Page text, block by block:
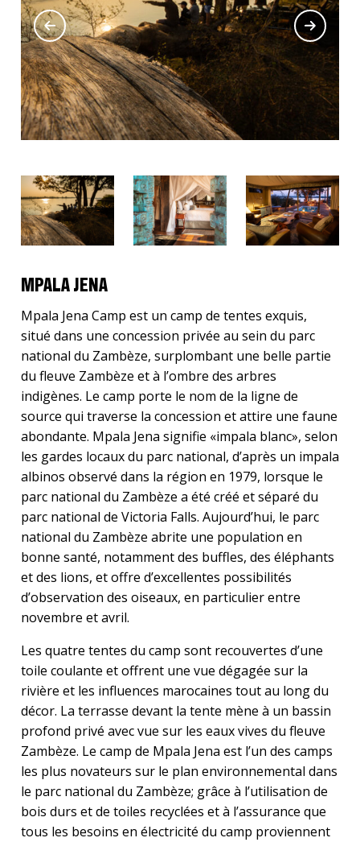
MPALA JENA
Mpala Jena Camp est un camp de tentes exquis,
situé dans une concession privée au sein du parc
national du Zambèze, surplombant une belle partie
du fleuve Zambèze et à l’ombre des arbres
indigènes. Le camp porte le nom de la ligne de
source qui traverse la concession et attire une faune
abondante. Mpala Jena signifie «impala blanc», selon
les gardes locaux du parc national, d’après un impala
albinos observé dans la région en 1979, lorsque le
parc national du Zambèze a été créé et séparé du
parc national de Victoria Falls. Aujourd’hui, le parc
national du Zambèze abrite une population en
bonne santé, notamment des buffles, des éléphants
et des lions, et offre d’excellentes possibilités
d’observation des oiseaux, en particulier entre
novembre et avril.
Les quatre tentes du camp sont recouvertes d’une
toile coulante et offrent une vue dégagée sur la
rivière et les influences marocaines tout au long du
décor. La terrasse devant la tente mène à un bassin
profond privé avec vue sur les eaux vives du fleuve
Zambèze. Le camp de Mpala Jena est l’un des camps
les plus novateurs sur le plan environnemental dans
le parc national du Zambèze; grâce à l’utilisation de
bois durs et de toiles recyclées et à l’assurance que
tous les besoins en électricité du camp proviennent